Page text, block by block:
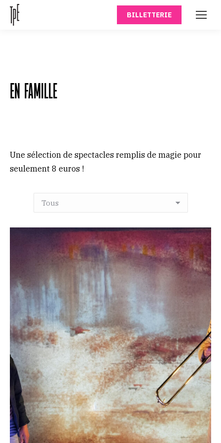
BILLETTERIE
EN FAMILLE
Une sélection de spectacles remplis de magie pour
seulement 8 euros !